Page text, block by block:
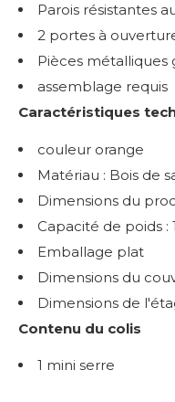
Parois résistantes
2 portes à
Pièces métalliques
assemblage requis
Caractéristiques
couleur orange
Matériau : Bois de
Dimensions du
Capacité de poids :
Emballage plat
Dimensions du
Dimensions de
Contenu du colis
1 mini serre